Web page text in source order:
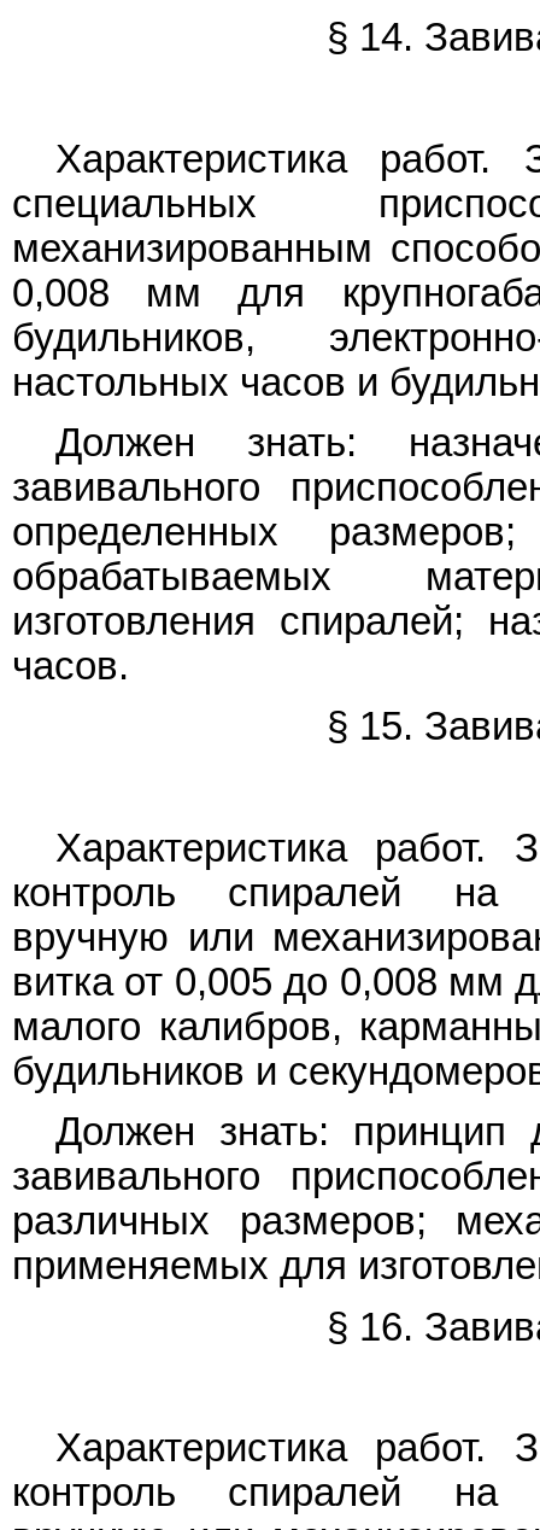
§ 14.
Характеристика
специальных
механизированным
0,008 мм для
будильников,
настольных часов и
Должен знать:
завивального
определенных
обрабатываемых
изготовления спиралей;
часов.
§ 15.
Характеристика работ.
контроль спиралей на
вручную или
витка от 0,005 до 0,008 мм
малого калибров,
будильников и
Должен знать: принцип
завивального
различных размеров;
применяемых для
§ 16.
Характеристика работ.
контроль спиралей на